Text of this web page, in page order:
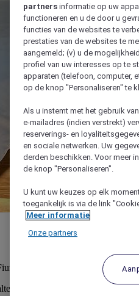
en de beurs van Rome
partners informatie op uw
functioneren en u de door u
functies van de websites te
prestaties van de websites te
aangemeld; (v) u de
profiel van uw interesses op te
apparaten (telefoon, computer,
op de knop "Personaliseren" te
Als u instemt met het gebruik
e-mailadres (indien verstrekt)
reserverings- en
en sociale netwerken. Uw
derden beschikken. Voor meer
de knop "Personaliseren".
U kunt uw keuzes op elk
toegankelijk is via de link
Meer informatie
Onze partners